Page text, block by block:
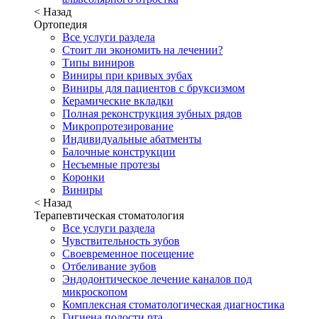
< Назад
Ортопедия
Все услуги раздела
Стоит ли экономить на лечении?
Типы виниров
Виниры при кривых зубах
Виниры для пациентов с бруксизмом
Керамические вкладки
Полная реконструкция зубных рядов
Микропротезирование
Индивидуальные абатменты
Балочные конструкции
Несъемные протезы
Коронки
Виниры
< Назад
Терапевтическая стоматология
Все услуги раздела
Чувствительность зубов
Своевременное посещение
Отбеливание зубов
Эндодонтическое лечение каналов под
микроскопом
Комплексная стоматологическая диагностика